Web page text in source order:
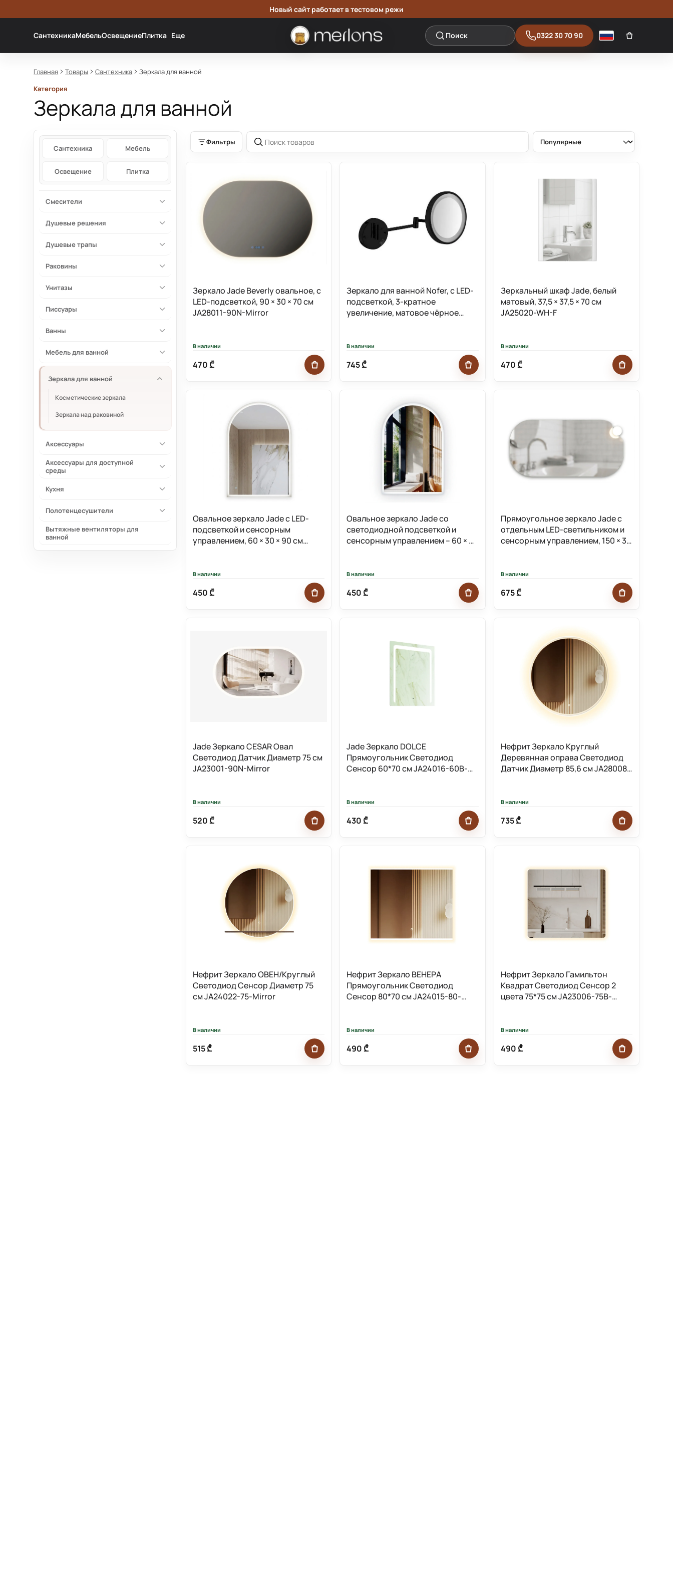
Новый сайт работает в тестовом режи
СантехникаМебельОсвещениеПлитка Еще Поиск 0322 30 70 90 Русский
Главная Товары Сантехника
Зеркала для ванной
Категория
Зеркала для ванной
Зеркала для ванной для зоны раковины, света и завершенного вида интерьера.
Категории каталога
Сантехника Мебель
Освещение Плитка
Смесители
Душевые решения
Душевые трапы
Раковины
Унитазы
Писсуары
Ванны
Мебель для ванной
Зеркала для ванной
Косметические зеркала
Зеркала над раковиной
Аксессуары
Аксессуары для доступной
среды
Кухня
Полотенцесушители
Вытяжные вентиляторы для
ванной
Фильтры Поиск товаров
Сортировка
Зеркало Jade Beverly овальное, с
LED-подсветкой, 90 × 30 × 70 см
JA28011-90N-Mirror
В наличии
470 ₾ Добавить в корзину
Зеркало для ванной Nofer, с LED-
подсветкой, 3-кратное
увеличение, матовое чёрное
В наличии
745 ₾ Добавить в корзину
Зеркальный шкаф Jade, белый
матовый, 37,5 × 37,5 × 70 см
JA25020-WH-F
В наличии
470 ₾ Добавить в
Овальное зеркало Jade с LED-
подсветкой и сенсорным
управлением, 60 × 30 × 90 см
В наличии
450 ₾ Добавить в корзину
Овальное зеркало Jade со
светодиодной подсветкой и
сенсорным управлением – 60 × 30
В наличии
450 ₾ Добавить в корзину
Прямоугольное зеркало Jade с
отдельным LED-светильником и
сенсорным управлением, 150 × 30
В наличии
675 ₾ Добавить в
Jade Зеркало CESAR Овал
Светодиод Датчик Диаметр 75 см
JA23001-90N-Mirror
В наличии
520 ₾ Добавить в корзину
Jade Зеркало DOLCE
Прямоугольник Светодиод
Сенсор 60*70 см JA24016-60B-
В наличии
430 ₾ Добавить в корзину
Нефрит Зеркало Круглый
Деревянная оправа Светодиод
Датчик Диаметр 85,6 см JA28008-
В наличии
735 ₾ Добавить в
Нефрит Зеркало ОВЕН/Круглый
Светодиод Сенсор Диаметр 75
см JA24022-75-Mirror
В наличии
515 ₾ Добавить в корзину
Нефрит Зеркало ВЕНЕРА
Прямоугольник Светодиод
Сенсор 80*70 см JA24015-80-
В наличии
490 ₾ Добавить в корзину
Нефрит Зеркало Гамильтон
Квадрат Светодиод Сенсор 2
цвета 75*75 см JA23006-75B-
В наличии
490 ₾ Добавить в